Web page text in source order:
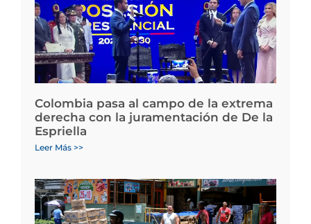
Colombia pasa al campo de la extrema
derecha con la juramentación de De la
Espriella
Leer Más >>